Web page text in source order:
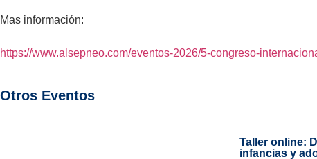
Mas información:
https://www.alsepneo.com/eventos-2026/5-congreso-
Otros Eventos
Taller online:
infancias y